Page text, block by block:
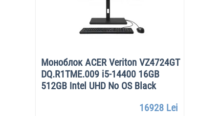
Моноблок ACER Veriton VZ4724GT
DQ.R1TME.009 i5-14400 16GB
512GB Intel UHD No OS Black
16928 Lei